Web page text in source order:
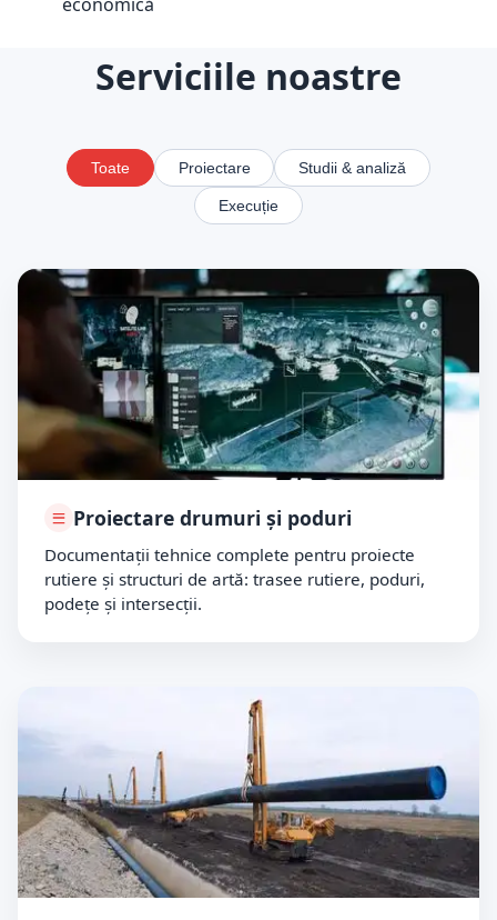
Serviciile noastre
Toate Proiectare Studii & analiză
Execuție
Proiectare drumuri și poduri
Documentații tehnice complete pentru proiecte
rutiere și structuri de artă: trasee rutiere, poduri,
podețe și intersecții.